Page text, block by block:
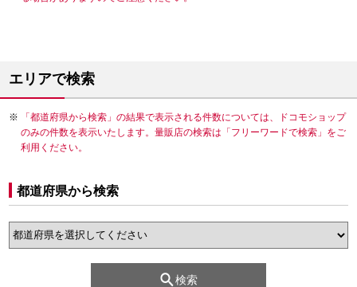
エリアで検索
「都道府県から検索」の結果で表示される件数については、ドコモショップ
のみの件数を表示いたします。量販店の検索は「フリーワードで検索」をご
利用ください。
都道府県から検索
検索